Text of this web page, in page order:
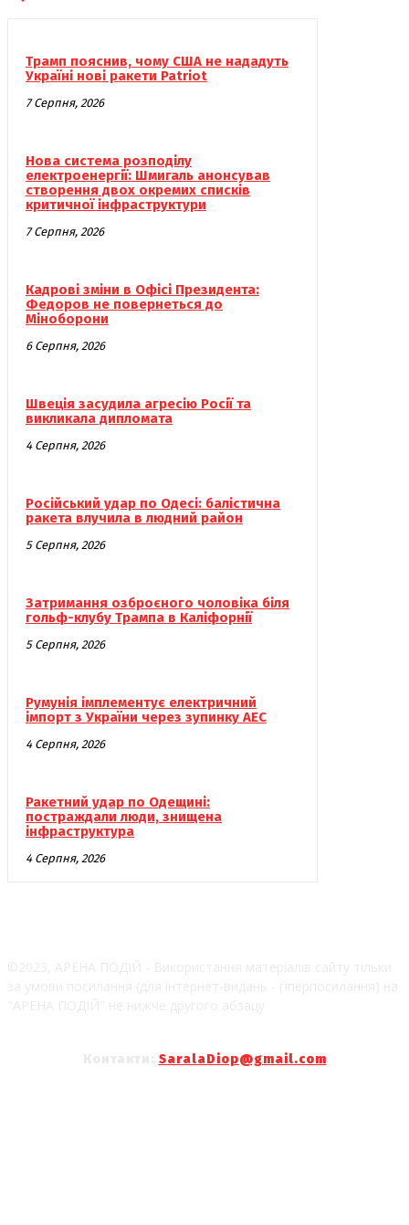
Трамп пояснив, чому США не нададуть
Україні нові ракети Patriot
7 Серпня, 2026
Нова система розподілу
електроенергії: Шмигаль анонсував
створення двох окремих списків
критичної інфраструктури
7 Серпня, 2026
Кадрові зміни в Офісі Президента:
Федоров не повернеться до
Міноборони
6 Серпня, 2026
Швеція засудила агресію Росії та
викликала дипломата
4 Серпня, 2026
Російський удар по Одесі: балістична
ракета влучила в людний район
5 Серпня, 2026
Затримання озброєного чоловіка біля
гольф-клубу Трампа в Каліфорнії
5 Серпня, 2026
Румунія імплементує електричний
імпорт з України через зупинку АЕС
4 Серпня, 2026
Ракетний удар по Одещині:
постраждали люди, знищена
інфраструктура
4 Серпня, 2026
SaralaDiop@gmail.com